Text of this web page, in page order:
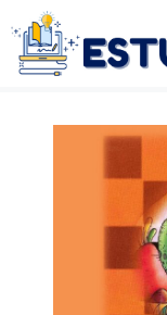
Saltar
al
contenido